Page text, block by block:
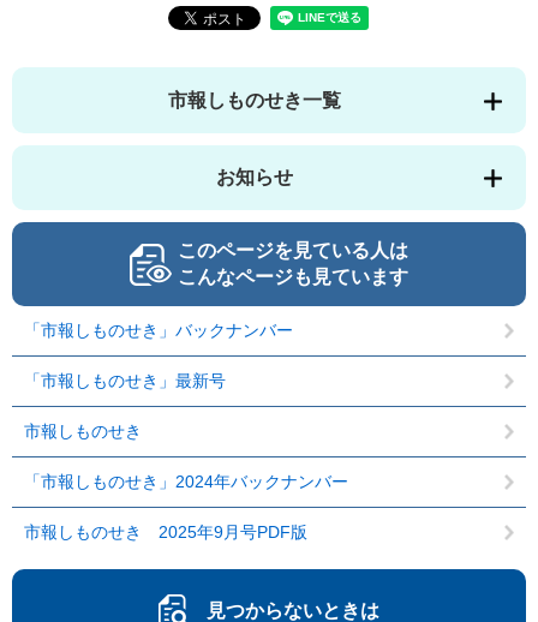
市報しものせき一覧
お知らせ
このページを見ている人は
こんなページも見ています
「市報しものせき」バックナンバー
「市報しものせき」最新号
市報しものせき
「市報しものせき」2024年バックナンバー
市報しものせき 2025年9月号PDF版
見つからないときは